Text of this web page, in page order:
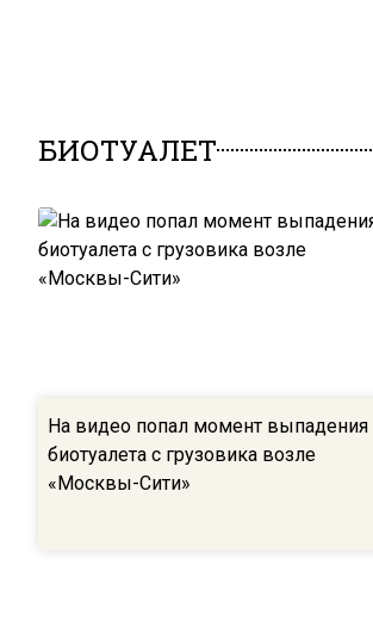
БИОТУАЛЕТ
На видео попал момент выпадения
биотуалета с грузовика возле
«Москвы-Сити»